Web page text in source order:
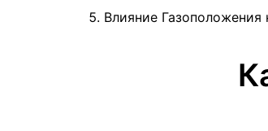
Влияние Газоположения